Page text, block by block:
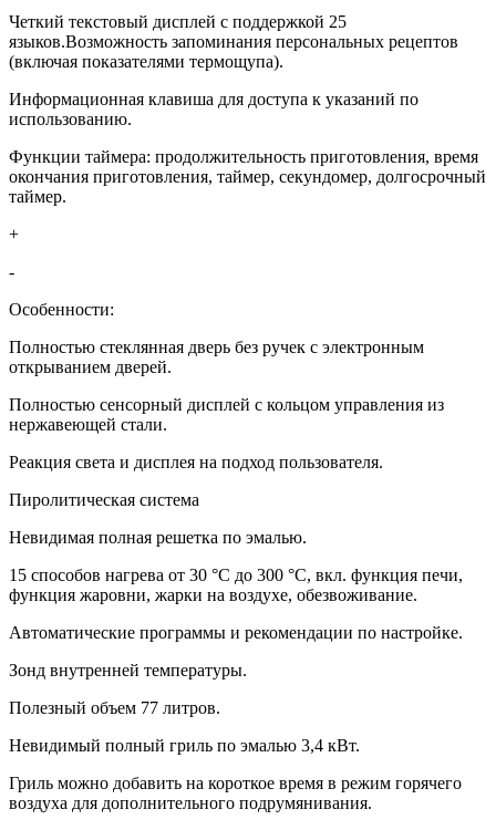
Четкий текстовый дисплей с поддержкой 25
языков.Возможность запоминания персональных рецептов
(включая показателями термощупа).
Информационная клавиша для доступа к указаний по
использованию.
Функции таймера: продолжительность приготовления, время
окончания приготовления, таймер, секундомер, долгосрочный
таймер.
+
-
Особенности:
Полностью стеклянная дверь без ручек с электронным
открыванием дверей.
Полностью сенсорный дисплей с кольцом управления из
нержавеющей стали.
Реакция света и дисплея на подход пользователя.
Пиролитическая система
Невидимая полная решетка по эмалью.
15 способов нагрева от 30 °C до 300 °C, вкл. функция печи,
функция жаровни, жарки на воздухе, обезвоживание.
Автоматические программы и рекомендации по настройке.
Зонд внутренней температуры.
Полезный объем 77 литров.
Невидимый полный гриль по эмалью 3,4 кВт.
Гриль можно добавить на короткое время в режим горячего
воздуха для дополнительного подрумянивания.